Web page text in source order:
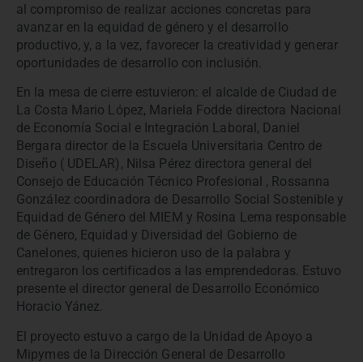
al compromiso de realizar acciones concretas para
avanzar en la equidad de género y el desarrollo
productivo, y, a la vez, favorecer la creatividad y generar
oportunidades de desarrollo con inclusión.
En la mesa de cierre estuvieron: el alcalde de Ciudad de
La Costa Mario López, Mariela Fodde directora Nacional
de Economía Social e Integración Laboral, Daniel
Bergara director de la Escuela Universitaria Centro de
Diseño ( UDELAR), Nilsa Pérez directora general del
Consejo de Educación Técnico Profesional , Rossanna
González coordinadora de Desarrollo Social Sostenible y
Equidad de Género del MIEM y Rosina Lema responsable
de Género, Equidad y Diversidad del Gobierno de
Canelones, quienes hicieron uso de la palabra y
entregaron los certificados a las emprendedoras. Estuvo
presente el director general de Desarrollo Económico
Horacio Yánez.
El proyecto estuvo a cargo de la Unidad de Apoyo a
Mipymes de la Dirección General de Desarrollo